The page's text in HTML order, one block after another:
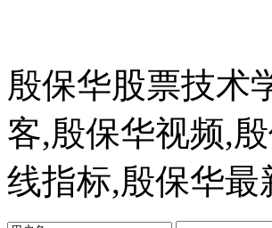
殷保华股票技术
客,殷保华视频,
线指标,殷保华最